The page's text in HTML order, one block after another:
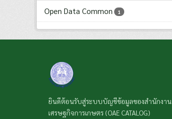
Open Data Common 1
ยินดีต้อนรับสู่ระบบบัญชีข้อมูลของสำนักงาน
เศรษฐกิจการเกษตร (OAE CATALOG)